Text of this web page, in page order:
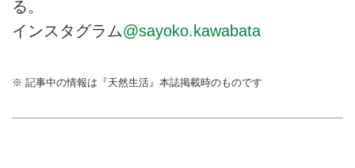
る。
インスタグラム@sayoko.kawabata
※ 記事中の情報は『天然生活』本誌掲載時のものです